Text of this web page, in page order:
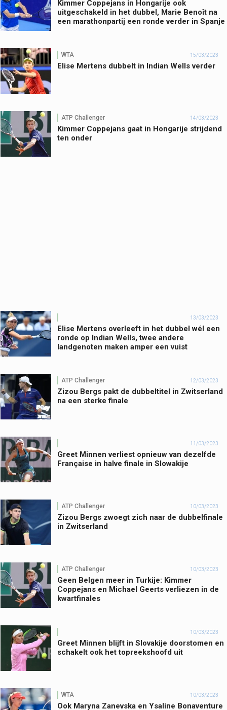
Kimmer Coppejans in Hongarije ook
uitgeschakeld in het dubbel, Marie Benoît na
een marathonpartij een ronde verder in Spanje
WTA 15/03/2023
Elise Mertens dubbelt in Indian Wells verder
ATP Challenger 14/03/2023
Kimmer Coppejans gaat in Hongarije strijdend
ten onder
13/03/2023
Elise Mertens overleeft in het dubbel wél een
ronde op Indian Wells, twee andere
landgenoten maken amper een vuist
ATP Challenger 12/03/2023
Zizou Bergs pakt de dubbeltitel in Zwitserland
na een sterke finale
11/03/2023
Greet Minnen verliest opnieuw van dezelfde
Française in halve finale in Slowakije
ATP Challenger 10/03/2023
Zizou Bergs zwoegt zich naar de dubbelfinale
in Zwitserland
ATP Challenger 10/03/2023
Geen Belgen meer in Turkije: Kimmer
Coppejans en Michael Geerts verliezen in de
kwartfinales
10/03/2023
Greet Minnen blijft in Slovakije doorstomen en
schakelt ook het topreekshoofd uit
WTA 10/03/2023
Ook Maryna Zanevska en Ysaline Bonaventure